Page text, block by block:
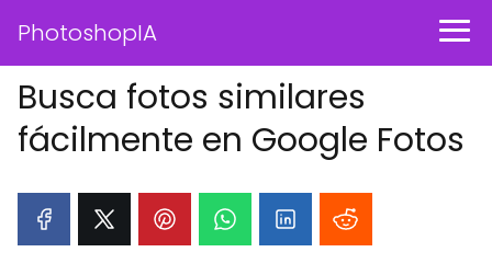
PhotoshopIA
Busca fotos similares
fácilmente en Google Fotos